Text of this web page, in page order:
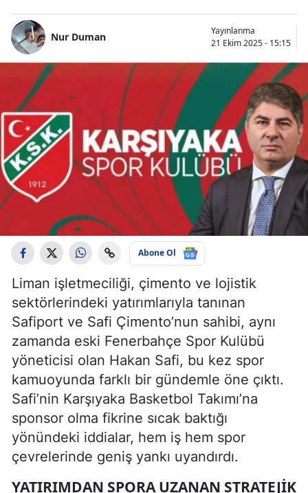
Nur Duman
Yayınlanma
21 Ekim 2025 - 15:15
Abone Ol
Liman işletmeciliği, çimento ve lojistik
sektörlerindeki yatırımlarıyla tanınan
Safiport ve Safi Çimento’nun sahibi, aynı
zamanda eski Fenerbahçe Spor Kulübü
yöneticisi olan Hakan Safi, bu kez spor
kamuoyunda farklı bir gündemle öne çıktı.
Safi’nin Karşıyaka Basketbol Takımı’na
sponsor olma fikrine sıcak baktığı
yönündeki iddialar, hem iş hem spor
çevrelerinde geniş yankı uyandırdı.
YATIRIMDAN SPORA UZANAN STRATEJIK